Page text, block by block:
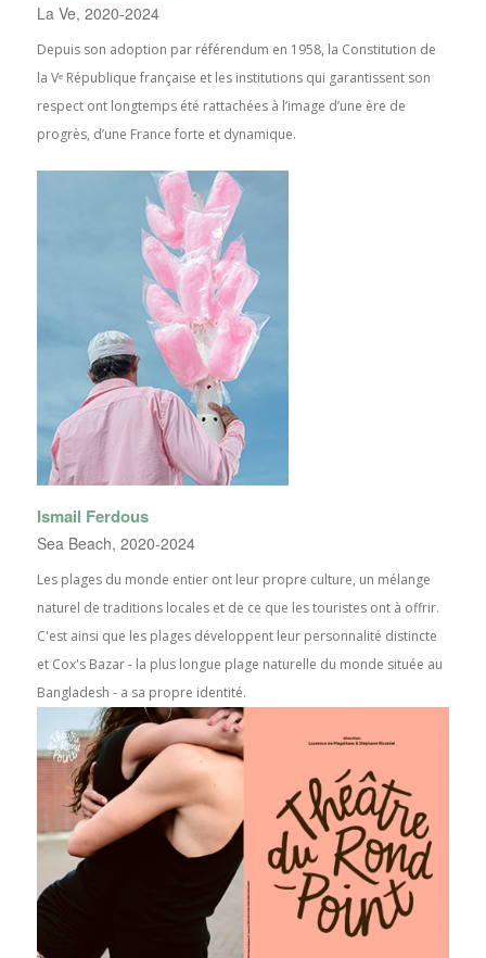
La Ve, 2020-2024
Depuis son adoption par référendum en 1958, la Constitution de
la Vᵉ République française et les institutions qui garantissent son
respect ont longtemps été rattachées à l’image d’une ère de
progrès, d’une France forte et dynamique.
Ismail Ferdous
Sea Beach, 2020-2024
Les plages du monde entier ont leur propre culture, un mélange
naturel de traditions locales et de ce que les touristes ont à offrir.
C'est ainsi que les plages développent leur personnalité distincte
et Cox's Bazar - la plus longue plage naturelle du monde située au
Bangladesh - a sa propre identité.